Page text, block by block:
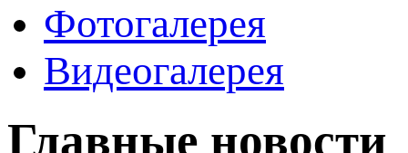
Фотогалерея
Видеогалерея
Главные новости